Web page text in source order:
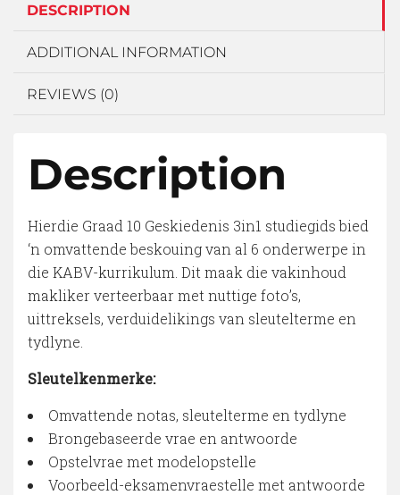
DESCRIPTION
ADDITIONAL INFORMATION
REVIEWS (0)
Description
Hierdie Graad 10 Geskiedenis 3in1 studiegids bied
‘n omvattende beskouing van al 6 onderwerpe in
die KABV-kurrikulum. Dit maak die vakinhoud
makliker verteerbaar met nuttige foto’s,
uittreksels, verduidelikings van sleutelterme en
tydlyne.
Sleutelkenmerke:
Omvattende notas, sleutelterme en tydlyne
Brongebaseerde vrae en antwoorde
Opstelvrae met modelopstelle
Voorbeeld-eksamenvraestelle met antwoorde